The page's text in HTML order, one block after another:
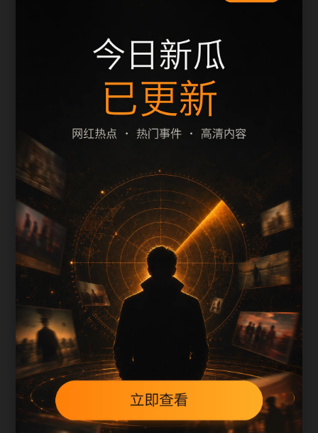
王喆吃瓜更新内容盘点
成全视频高清移动端浏览指南
上一篇
每日更新节奏
免费高清视频主题线索汇总围绕nrtj补充搜索场景、
栏目入口、图片说明和站内推荐。采集和生成内容
时采用少量、持续、错峰的方式，不同站点使用不
同标题角度，降低站群内容高度重复的风险。
本页不是单独堆叠关键词，而是把主题摘要、阅读
顺序、相关问题和继续浏览入口放在同一页面，帮
助移动端用户减少反复搜索，也让栏目页、内容页
和 sitemap 之间形成稳定的抓取路径。